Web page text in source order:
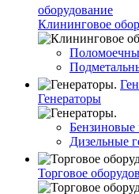
оборудование
Клининговое
Генераторы
Бензиновые
Дизельные
Торговое